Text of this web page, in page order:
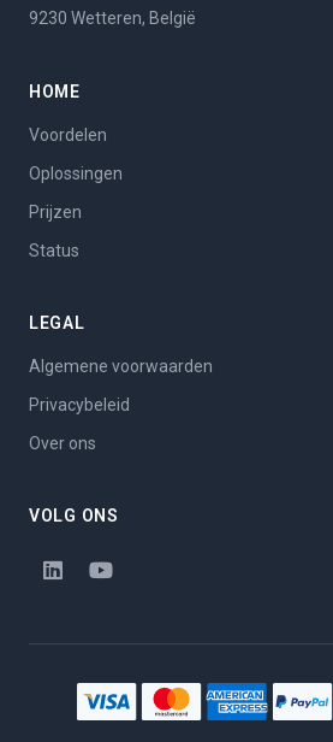
9230 Wetteren, België
HOME
Voordelen
Oplossingen
Prijzen
Status
LEGAL
Algemene voorwaarden
Privacybeleid
Over ons
VOLG ONS